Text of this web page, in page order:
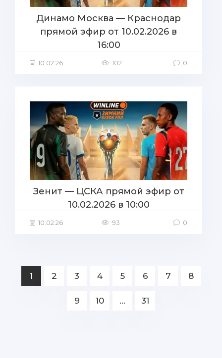
Динамо Москва — Краснодар
прямой эфир от 10.02.2026 в
16:00
10.02.26 102 0
Зенит — ЦСКА прямой эфир от
10.02.2026 в 10:00
10.02.26 93 0
1 2 3 4 5 6 7 8
9 10 ... 31